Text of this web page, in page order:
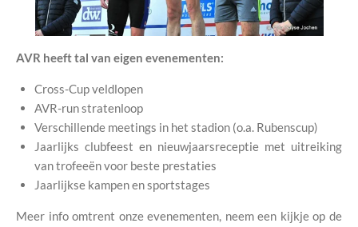
AVR heeft tal van eigen evenementen:
Cross-Cup veldlopen
AVR-run stratenloop
Verschillende meetings in het stadion (o.a. Rubenscup)
Jaarlijks clubfeest en nieuwjaarsreceptie met uitreiking
van trofeeën voor beste prestaties
Jaarlijkse kampen en sportstages
Meer info omtrent onze evenementen, neem een kijkje op de